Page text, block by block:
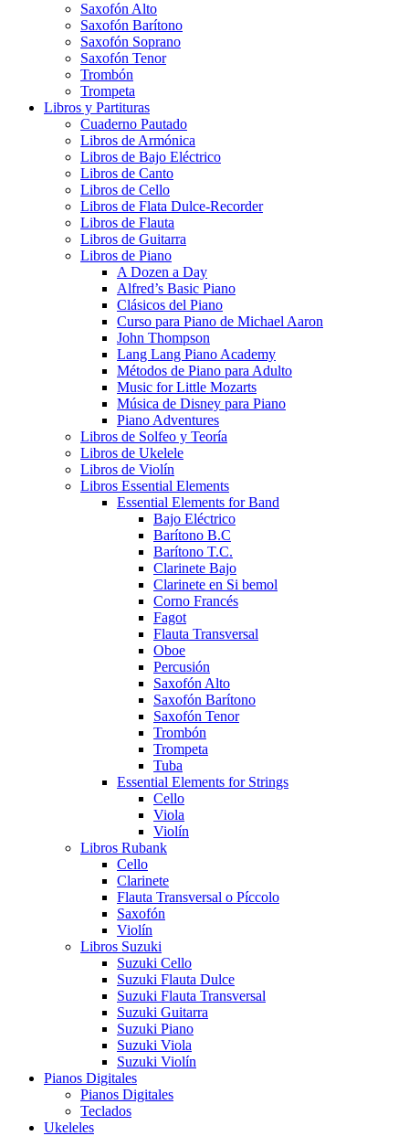
Saxofón Alto
Saxofón Barítono
Saxofón Soprano
Saxofón Tenor
Trombón
Trompeta
Libros y Partituras
Cuaderno Pautado
Libros de Armónica
Libros de Bajo Eléctrico
Libros de Canto
Libros de Cello
Libros de Flata Dulce-Recorder
Libros de Flauta
Libros de Guitarra
Libros de Piano
A Dozen a Day
Alfred’s Basic Piano
Clásicos del Piano
Curso para Piano de Michael Aaron
John Thompson
Lang Lang Piano Academy
Métodos de Piano para Adulto
Music for Little Mozarts
Música de Disney para Piano
Piano Adventures
Libros de Solfeo y Teoría
Libros de Ukelele
Libros de Violín
Libros Essential Elements
Essential Elements for Band
Bajo Eléctrico
Barítono B.C
Barítono T.C.
Clarinete Bajo
Clarinete en Si bemol
Corno Francés
Fagot
Flauta Transversal
Oboe
Percusión
Saxofón Alto
Saxofón Barítono
Saxofón Tenor
Trombón
Trompeta
Tuba
Essential Elements for Strings
Cello
Viola
Violín
Libros Rubank
Cello
Clarinete
Flauta Transversal o Píccolo
Saxofón
Violín
Libros Suzuki
Suzuki Cello
Suzuki Flauta Dulce
Suzuki Flauta Transversal
Suzuki Guitarra
Suzuki Piano
Suzuki Viola
Suzuki Violín
Pianos Digitales
Pianos Digitales
Teclados
Ukeleles